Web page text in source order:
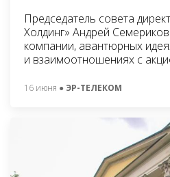
Председатель совета
Холдинг» Андрей
компании, авантюрных
и взаимоотношениях с
16 июня ● ЭР-ТЕЛЕКОМ